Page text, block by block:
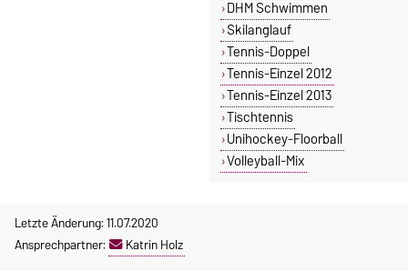
DHM Schwimmen
Skilanglauf
Tennis-Doppel
Tennis-Einzel 2012
Tennis-Einzel 2013
Tischtennis
Unihockey-Floorball
Volleyball-Mix
Letzte Änderung: 11.07.2020
Ansprechpartner:
Katrin Holz